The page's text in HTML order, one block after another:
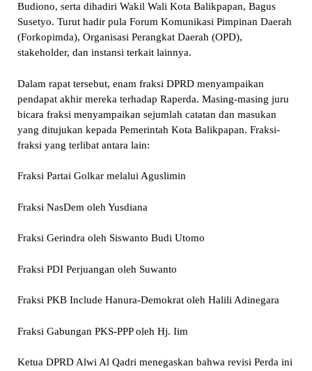
Budiono, serta dihadiri Wakil Wali Kota Balikpapan, Bagus
Susetyo. Turut hadir pula Forum Komunikasi Pimpinan Daerah
(Forkopimda), Organisasi Perangkat Daerah (OPD),
stakeholder, dan instansi terkait lainnya.
Dalam rapat tersebut, enam fraksi DPRD menyampaikan
pendapat akhir mereka terhadap Raperda. Masing-masing juru
bicara fraksi menyampaikan sejumlah catatan dan masukan
yang ditujukan kepada Pemerintah Kota Balikpapan. Fraksi-
fraksi yang terlibat antara lain:
Fraksi Partai Golkar melalui Aguslimin
Fraksi NasDem oleh Yusdiana
Fraksi Gerindra oleh Siswanto Budi Utomo
Fraksi PDI Perjuangan oleh Suwanto
Fraksi PKB Include Hanura-Demokrat oleh Halili Adinegara
Fraksi Gabungan PKS-PPP oleh Hj. Iim
Ketua DPRD Alwi Al Qadri menegaskan bahwa revisi Perda ini